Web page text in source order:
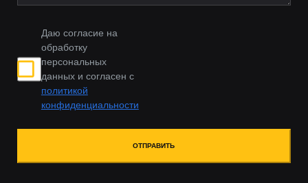
Даю согласие на
обработку
персональных
данных и согласен с
политикой
конфиденциальности
ОТПРАВИТЬ